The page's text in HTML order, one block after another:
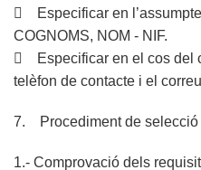
 Especificar en
COGNOMS, NOM - NIF.
 Especificar en el cos del
telèfon de contacte i el
7. Procediment de selecció
1.- Comprovació dels